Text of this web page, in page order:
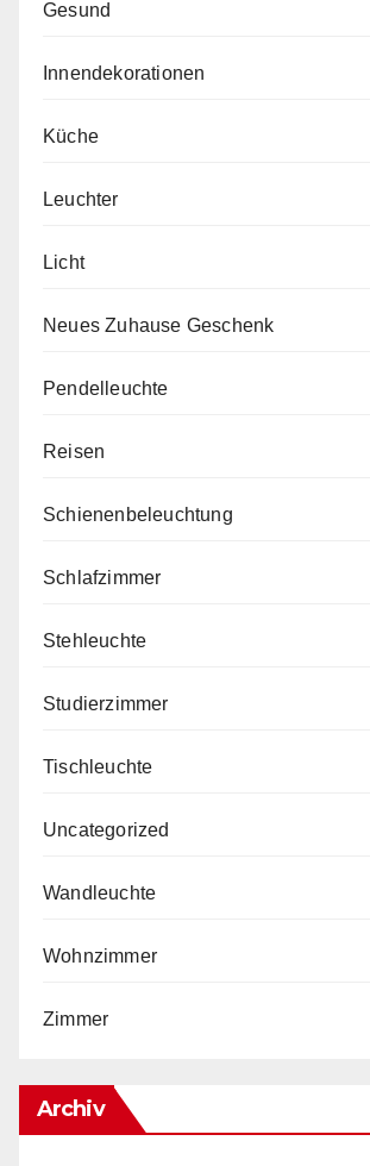
Gesund
Innendekorationen
Küche
Leuchter
Licht
Neues Zuhause Geschenk
Pendelleuchte
Reisen
Schienenbeleuchtung
Schlafzimmer
Stehleuchte
Studierzimmer
Tischleuchte
Uncategorized
Wandleuchte
Wohnzimmer
Zimmer
Archiv